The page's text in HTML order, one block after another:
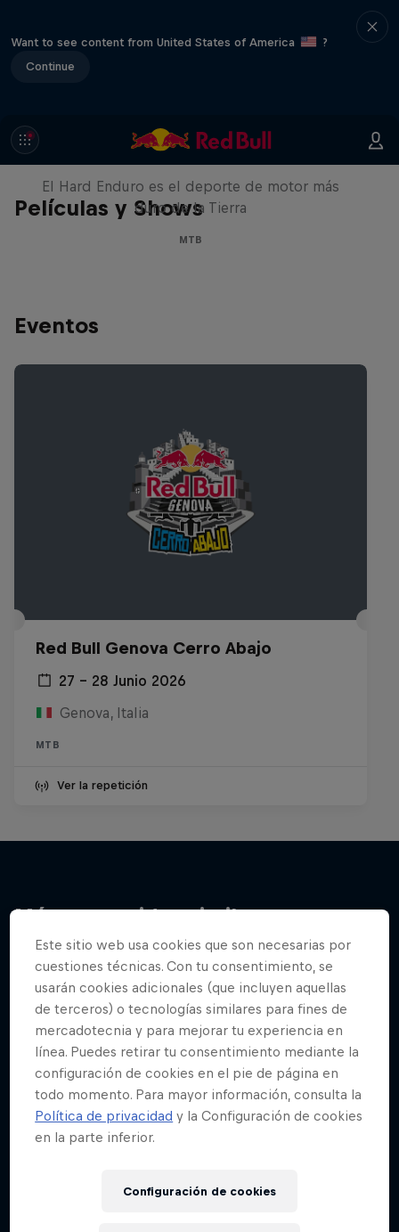
Want to see content from United States of America
?
Continue
Películas y Shows
Hard Enduro 2025: ¿La
temporada más difícil?
El Hard Enduro es el deporte de motor más
duro de la Tierra
MTB
Eventos
Red Bull Genova Cerro Abajo
27 – 28 Junio 2026
Genova, Italia
MTB
Ver la repetición
Más contenidos similares
Este sitio web usa cookies que son necesarias por
cuestiones técnicas. Con tu consentimiento, se
usarán cookies adicionales (que incluyen aquellas
de terceros) o tecnologías similares para fines de
mercadotecnia y para mejorar tu experiencia en
línea. Puedes retirar tu consentimiento mediante la
configuración de cookies en el pie de página en
todo momento. Para mayor información, consulta la
Política de privacidad y la Configuración de cookies
en la parte inferior.
Configuración de cookies